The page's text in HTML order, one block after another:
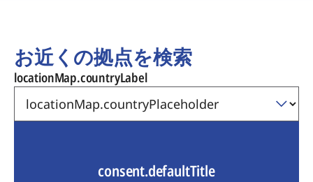
お近くの拠点を検索
locationMap.countryLabel
consent.defaultTitle